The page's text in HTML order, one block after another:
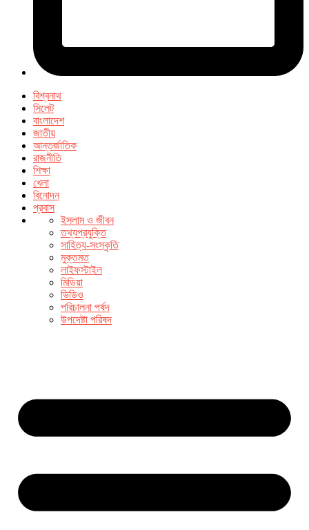
বিশ্বনাথ
সিলেট
বাংলাদেশ
জাতীয়
আন্তর্জাতিক
রাজনীতি
শিক্ষা
খেলা
বিনোদন
প্রবাস
ইসলাম ও জীবন
তথ্যপ্রযুক্তি
সাহিত্য-সংস্কৃতি
মুক্তমত
লাইফস্টাইল
মিডিয়া
ভিডিও
পরিচালনা পর্ষদ
উপদেষ্টা পরিষদ